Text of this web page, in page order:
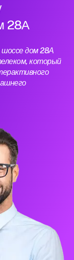
28А
шоссе дом 28А
который